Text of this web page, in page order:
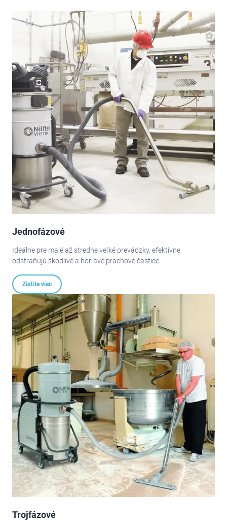
Jednofázové
Ideálne pre malé až stredne veľké prevádzky, efektívne
odstraňujú škodlivé a horľavé prachové častice.
Zistite viac
Trojfázové